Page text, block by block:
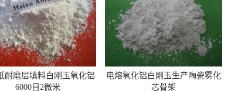
耐磨层填料白刚玉氧化铝
6000目2微米
电熔氧化铝白刚玉生产陶瓷雾化
芯骨架